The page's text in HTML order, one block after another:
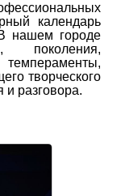
календарь
В нашем городе
поколения,
творческого
и разговора.